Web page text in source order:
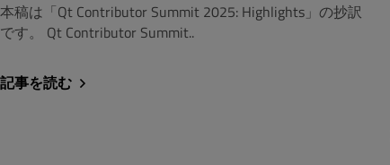
本稿は「Qt Contributor Summit 2025: Highlights」の抄訳
です。 Qt Contributor Summit..
記事を読む